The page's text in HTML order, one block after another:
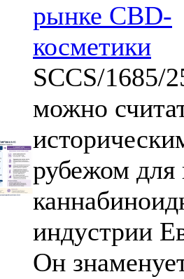
рынке CBD-
косметики
SCCS/1685/
можно
рубежом для
индустрии
Он